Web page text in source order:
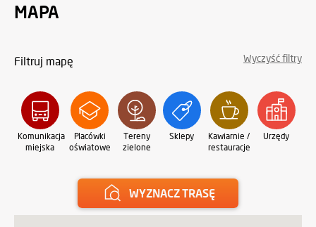
MAPA
Filtruj mapę
Komunikacja
miejska
Placówki
oświatowe
Tereny
zielone
Sklepy
Kawiarnie /
restauracje
Urzędy
Wyczyść filtry
WYZNACZ TRASĘ